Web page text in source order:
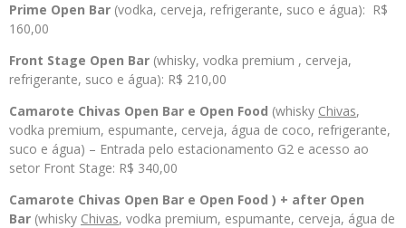
Prime Open Bar (vodka, cerveja, refrigerante, suco e água): R$
160,00
Front Stage Open Bar (whisky, vodka premium , cerveja,
refrigerante, suco e água): R$ 210,00
Camarote Chivas Open Bar e Open Food (whisky Chivas,
vodka premium, espumante, cerveja, água de coco, refrigerante,
suco e água) – Entrada pelo estacionamento G2 e acesso ao
setor Front Stage: R$ 340,00
Camarote Chivas Open Bar e Open Food ) + after Open
Bar (whisky Chivas, vodka premium, espumante, cerveja, água de